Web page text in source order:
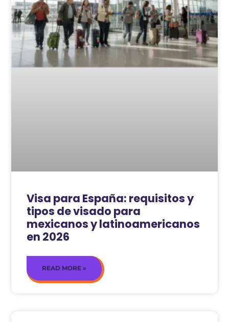
Visa para España: requisitos y
tipos de visado para
mexicanos y latinoamericanos
en 2026
READ MORE »